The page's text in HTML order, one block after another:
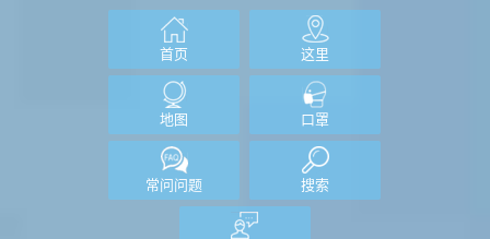
首页 这里
地图 口罩
常问问题 搜索